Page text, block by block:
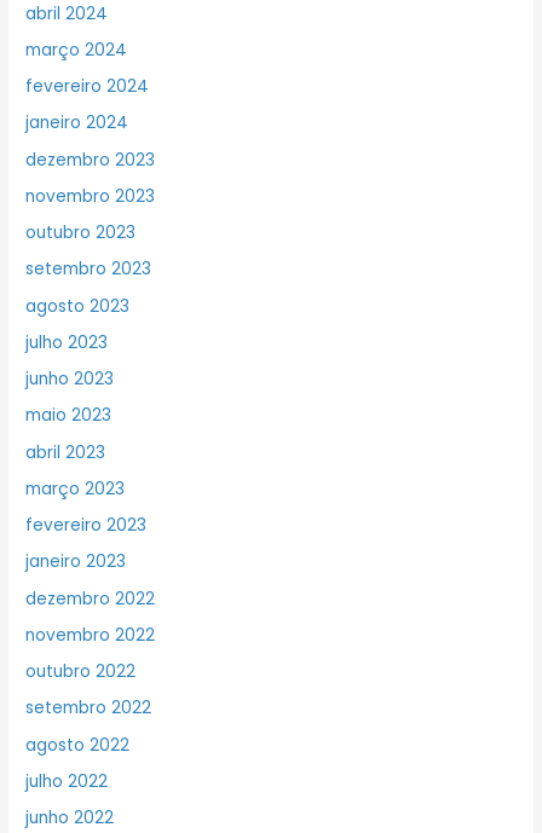
abril 2024
março 2024
fevereiro 2024
janeiro 2024
dezembro 2023
novembro 2023
outubro 2023
setembro 2023
agosto 2023
julho 2023
junho 2023
maio 2023
abril 2023
março 2023
fevereiro 2023
janeiro 2023
dezembro 2022
novembro 2022
outubro 2022
setembro 2022
agosto 2022
julho 2022
junho 2022